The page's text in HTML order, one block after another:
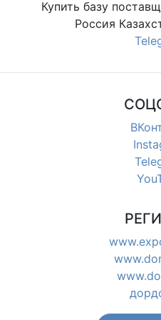
Купить базу
Россия